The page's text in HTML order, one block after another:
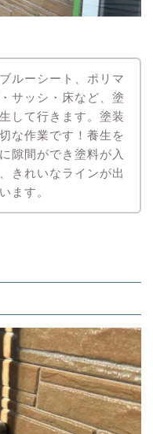
ルーシート、ポリマ
サッシ・床など、塗
して行きます。塗装
な作業です！養生を
隙間ができ塗料が入
きれいなラインが出
ます。